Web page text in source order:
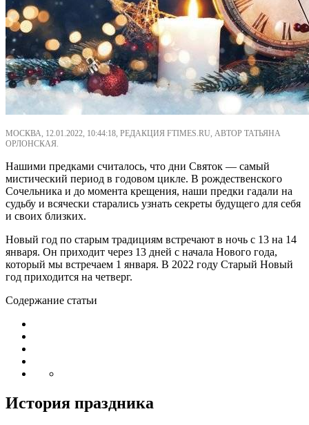
МОСКВА, 12.01.2022, 10:44:18, РЕДАКЦИЯ FTIMES.RU, АВТОР ТАТЬЯНА
ОРЛОНСКАЯ.
Нашими предками считалось, что дни Святок — самый
мистический период в годовом цикле. В рождественского
Сочельника и до момента крещения, наши предки гадали на
судьбу и всячески старались узнать секреты будущего для себя
и своих близких.
Новый год по старым традициям встречают в ночь с 13 на 14
января. Он приходит через 13 дней с начала Нового года,
который мы встречаем 1 января. В 2022 году Старый Новый
год приходится на четверг.
Содержание статьи
История праздника